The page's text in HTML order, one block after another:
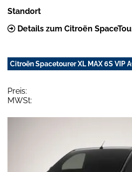
Standort
Details zum Citroën
Citroën Spacetourer XL MAX 6S VIP
Preis:
MWSt: